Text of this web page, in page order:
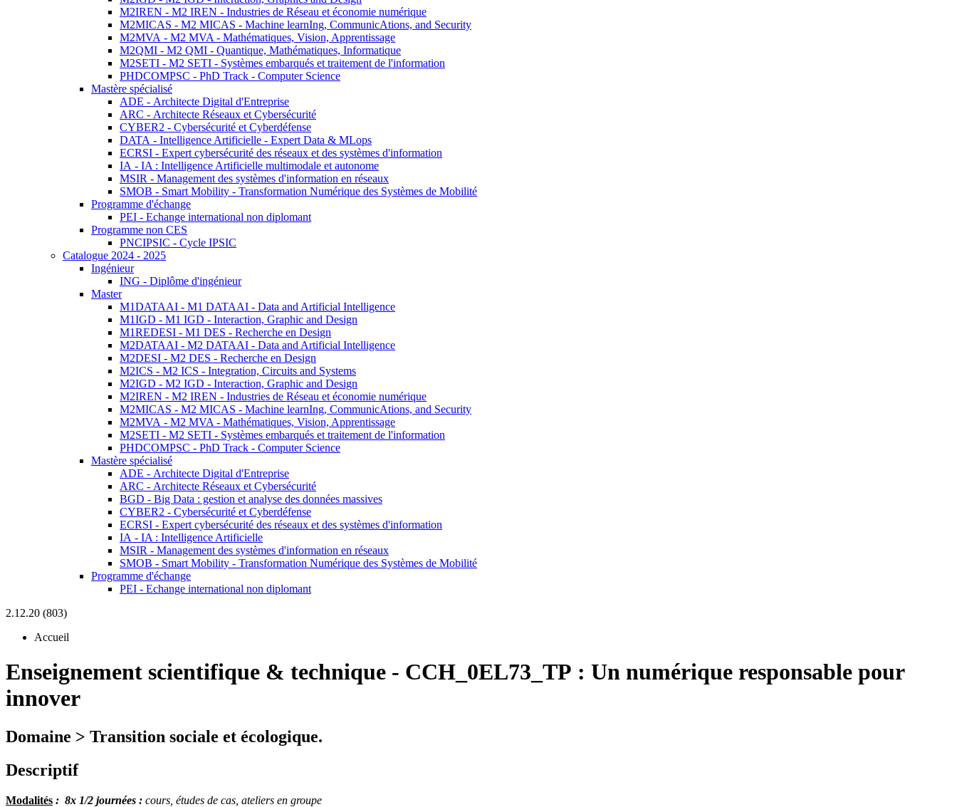
M2IREN - M2 IREN - Industries de Réseau et économie numérique
M2MICAS - M2 MICAS - Machine learnIng, CommunicAtions, and Security
M2MVA - M2 MVA - Mathématiques, Vision, Apprentissage
M2QMI - M2 QMI - Quantique, Mathématiques, Informatique
M2SETI - M2 SETI - Systèmes embarqués et traitement de l'information
PHDCOMPSC - PhD Track - Computer Science
Mastère spécialisé
ADE - Architecte Digital d'Entreprise
ARC - Architecte Réseaux et Cybersécurité
CYBER2 - Cybersécurité et Cyberdéfense
DATA - Intelligence Artificielle - Expert Data & MLops
ECRSI - Expert cybersécurité des réseaux et des systèmes d'information
IA - IA : Intelligence Artificielle multimodale et autonome
MSIR - Management des systèmes d'information en réseaux
SMOB - Smart Mobility - Transformation Numérique des Systèmes de Mobilité
Programme d'échange
PEI - Echange international non diplomant
Programme non CES
PNCIPSIC - Cycle IPSIC
Catalogue 2024 - 2025
Ingénieur
ING - Diplôme d'ingénieur
Master
M1DATAAI - M1 DATAAI - Data and Artificial Intelligence
M1IGD - M1 IGD - Interaction, Graphic and Design
M1REDESI - M1 DES - Recherche en Design
M2DATAAI - M2 DATAAI - Data and Artificial Intelligence
M2DESI - M2 DES - Recherche en Design
M2ICS - M2 ICS - Integration, Circuits and Systems
M2IGD - M2 IGD - Interaction, Graphic and Design
M2IREN - M2 IREN - Industries de Réseau et économie numérique
M2MICAS - M2 MICAS - Machine learnIng, CommunicAtions, and Security
M2MVA - M2 MVA - Mathématiques, Vision, Apprentissage
M2SETI - M2 SETI - Systèmes embarqués et traitement de l'information
PHDCOMPSC - PhD Track - Computer Science
Mastère spécialisé
ADE - Architecte Digital d'Entreprise
ARC - Architecte Réseaux et Cybersécurité
BGD - Big Data : gestion et analyse des données massives
CYBER2 - Cybersécurité et Cyberdéfense
ECRSI - Expert cybersécurité des réseaux et des systèmes d'information
IA - IA : Intelligence Artificielle
MSIR - Management des systèmes d'information en réseaux
SMOB - Smart Mobility - Transformation Numérique des Systèmes de Mobilité
Programme d'échange
PEI - Echange international non diplomant
2.12.20 (803)
Accueil
Enseignement scientifique & technique - CCH_0EL73_TP : Un numérique responsable pour
innover
Domaine > Transition sociale et écologique.
Descriptif
Modalités : 8x 1/2 journées : cours, études de cas, ateliers en groupe